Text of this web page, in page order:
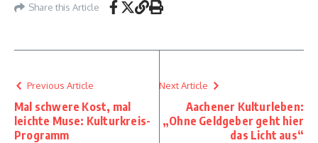
Share this Article
Previous Article
Mal schwere Kost, mal
leichte Muse: Kulturkreis-
Programm
Next Article
Aachener Kulturleben:
„Ohne Geldgeber geht hier
das Licht aus“